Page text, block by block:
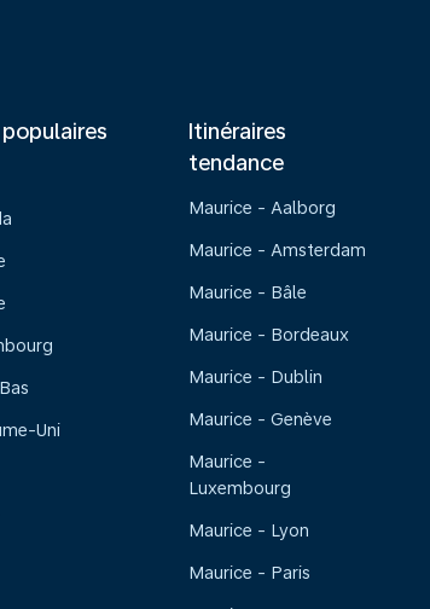
populaires
Uni
Itinéraires
tendance
Maurice - Aalborg
Maurice - Amsterdam
Maurice - Bâle
Maurice - Bordeaux
Maurice - Dublin
Maurice - Genève
Maurice -
Luxembourg
Maurice - Lyon
Maurice - Paris